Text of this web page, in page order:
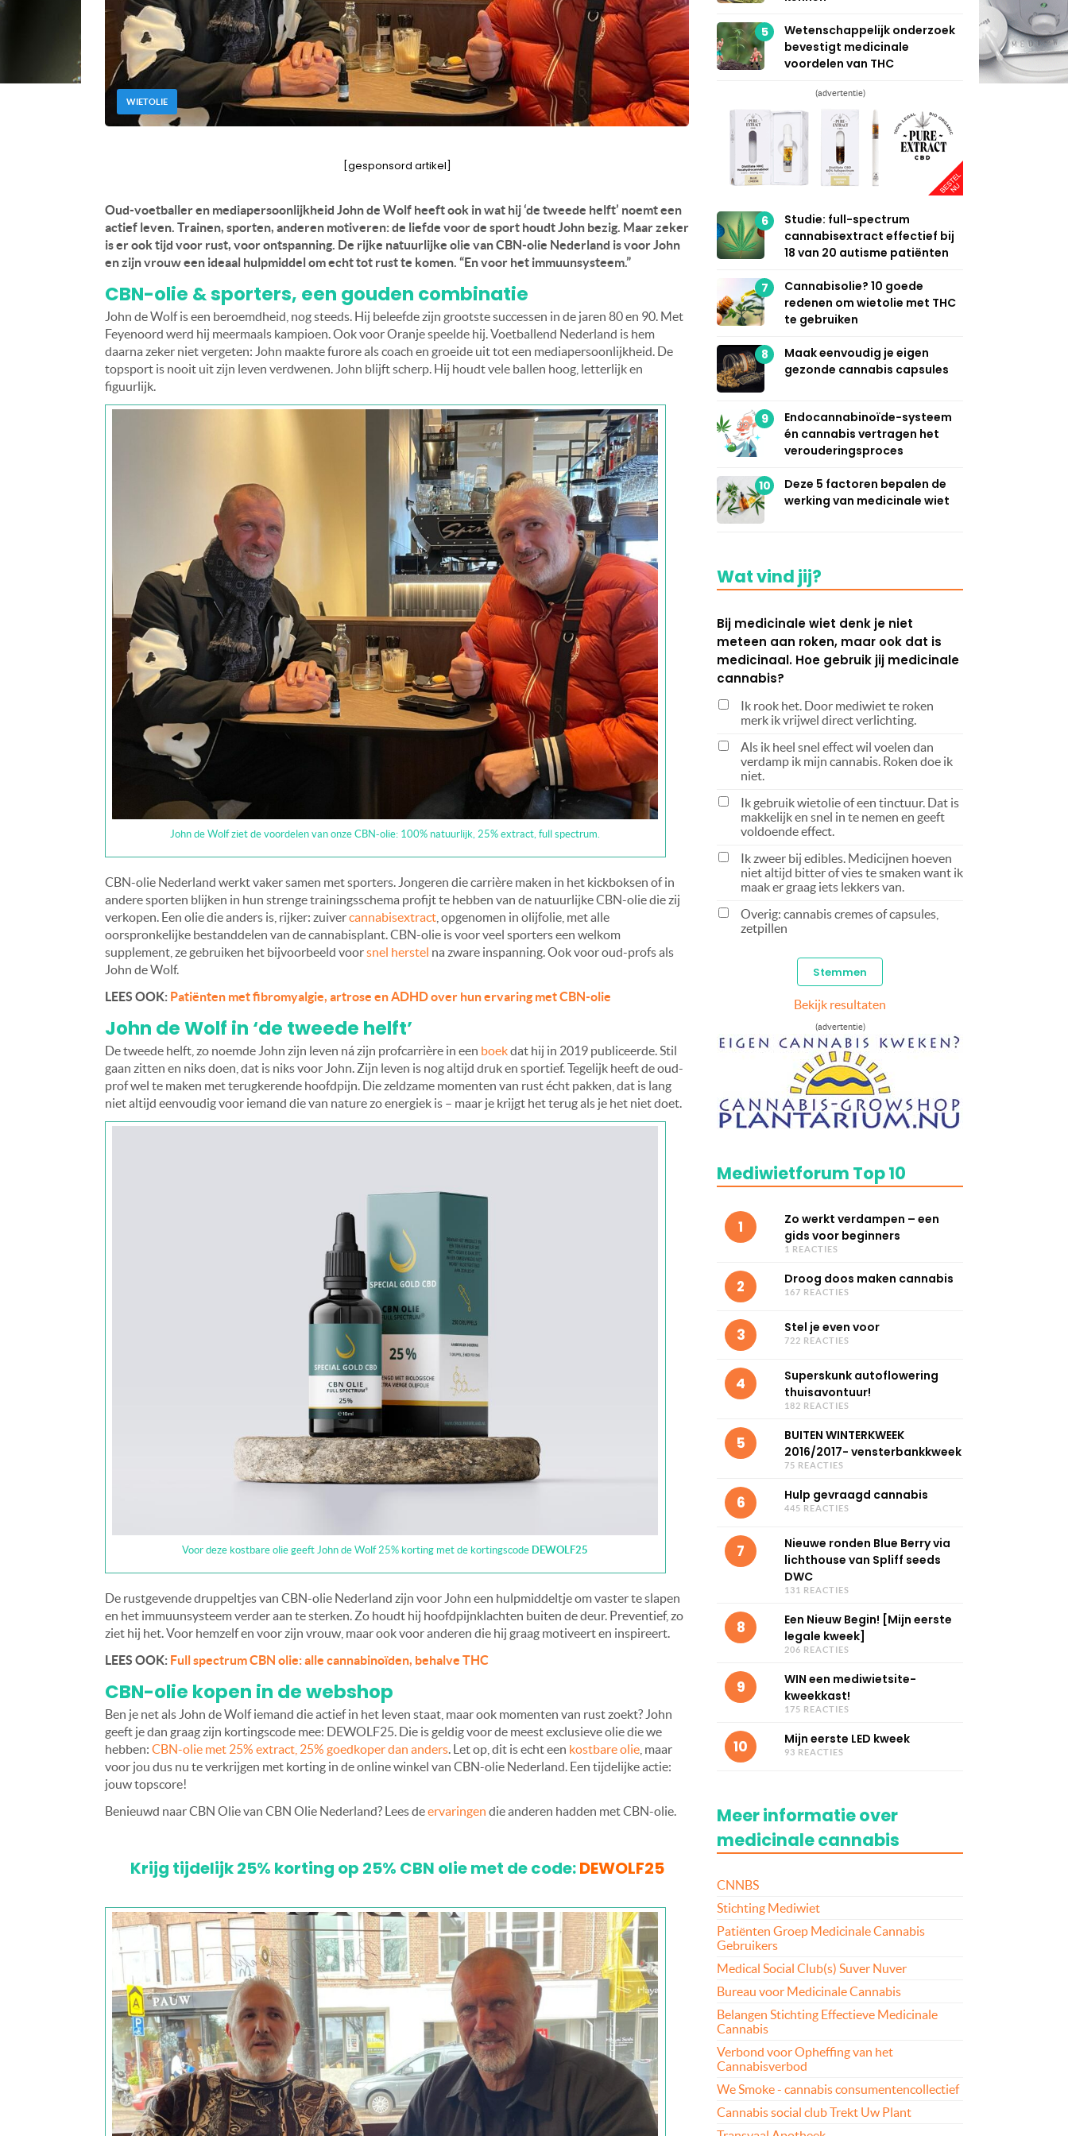
WIETOLIE
[gesponsord artikel]
Oud-voetballer en mediapersoonlijkheid John de Wolf heeft ook in wat hij ‘de tweede helft’ noemt een
actief leven. Trainen, sporten, anderen motiveren: de liefde voor de sport houdt John bezig. Maar zeker
is er ook tijd voor rust, voor ontspanning. De rijke natuurlijke olie van CBN-olie Nederland is voor John
en zijn vrouw een ideaal hulpmiddel om echt tot rust te komen. “En voor het immuunsysteem.”
CBN-olie & sporters, een gouden combinatie
John de Wolf is een beroemdheid, nog steeds. Hij beleefde zijn grootste successen in de jaren 80 en 90. Met
Feyenoord werd hij meermaals kampioen. Ook voor Oranje speelde hij. Voetballend Nederland is hem
daarna zeker niet vergeten: John maakte furore als coach en groeide uit tot een mediapersoonlijkheid. De
topsport is nooit uit zijn leven verdwenen. John blijft scherp. Hij houdt vele ballen hoog, letterlijk en
figuurlijk.
John de Wolf ziet de voordelen van onze CBN-olie: 100% natuurlijk, 25% extract, full spectrum.
CBN-olie Nederland werkt vaker samen met sporters. Jongeren die carrière maken in het kickboksen of in
andere sporten blijken in hun strenge trainingsschema profijt te hebben van de natuurlijke CBN-olie die zij
verkopen. Een olie die anders is, rijker: zuivercannabisextract , opgenomen in olijfolie, met alle
oorspronkelijke bestanddelen van de cannabisplant. CBN-olie is voor veel sporters een welkom
supplement, ze gebruiken het bijvoorbeeld voorsnel herstel na zware inspanning. Ook voor oud-profs als
John de Wolf.
LEES OOK: Patiënten met fibromyalgie, artrose en ADHD over hun ervaring met CBN-olie
John de Wolf in ‘de tweede helft’
De tweede helft, zo noemde John zijn leven ná zijn profcarrière in een boekdat hij in 2019 publiceerde. Stil
gaan zitten en niks doen, dat is niks voor John. Zijn leven is nog altijd druk en sportief. Tegelijk heeft de oud-
prof wel te maken met terugkerende hoofdpijn. Die zeldzame momenten van rust écht pakken, dat is lang
niet altijd eenvoudig voor iemand die van nature zo energiek is – maar je krijgt het terug als je het niet doet.
Voor deze kostbare olie geeft John de Wolf 25% korting met de kortingscode DEWOLF25
De rustgevende druppeltjes van CBN-olie Nederland zijn voor John een hulpmiddeltje om vaster te slapen
en het immuunsysteem verder aan te sterken. Zo houdt hij hoofdpijnklachten buiten de deur. Preventief, zo
ziet hij het. Voor hemzelf en voor zijn vrouw, maar ook voor anderen die hij graag motiveert en inspireert.
LEES OOK: Full spectrum CBN olie: alle cannabinoïden, behalve THC
CBN-olie kopen in de webshop
Ben je net als John de Wolf iemand die actief in het leven staat, maar ook momenten van rust zoekt? John
geeft je dan graag zijn kortingscode mee: DEWOLF25. Die is geldig voor de meest exclusieve olie die we
hebben: CBN-olie met 25% extract, 25% goedkoper dan anders. Let op, dit is echt een kostbare olie , maar
voor jou dus nu te verkrijgen met korting in de online winkel van CBN-olie Nederland. Een tijdelijke actie:
jouw topscore!
Benieuwd naar CBN Olie van CBN Olie Nederland? Lees deervaringen die anderen hadden met CBN-olie.
Krijg tijdelijk 25% korting op 25% CBN olie met de code:DEWOLF25
5
Wetenschappelijk onderzoek
bevestigt medicinale
voordelen van THC
(advertentie)
6
Studie: full-spectrum
cannabisextract effectief bij
18 van 20 autisme patiënten
7
Cannabisolie? 10 goede
redenen om wietolie met THC
te gebruiken
8
Maak eenvoudig je eigen
gezonde cannabis capsules
9
Endocannabinoïde-systeem
én cannabis vertragen het
verouderingsproces
10
Deze 5 factoren bepalen de
werking van medicinale wiet
Wat vind jij?
Bij medicinale wiet denk je niet
meteen aan roken, maar ook dat is
medicinaal. Hoe gebruik jij medicinale
cannabis?
Ik rook het. Door mediwiet te roken
merk ik vrijwel direct verlichting.
Als ik heel snel effect wil voelen dan
verdamp ik mijn cannabis. Roken doe ik
niet.
Ik gebruik wietolie of een tinctuur. Dat is
makkelijk en snel in te nemen en geeft
voldoende effect.
Ik zweer bij edibles. Medicijnen hoeven
niet altijd bitter of vies te smaken want ik
maak er graag iets lekkers van.
Overig: cannabis cremes of capsules,
zetpillen
Bekijk resultaten
(advertentie)
Mediwietforum Top 10
1
Zo werkt verdampen – een
gids voor beginners
1 REACTIES
2 Droog doos maken cannabis
167 REACTIES
3 Stel je even voor
722 REACTIES
4
Superskunk autoflowering
thuisavontuur!
182 REACTIES
5
BUITEN WINTERKWEEK
2016/2017- vensterbankkweek
75 REACTIES
6 Hulp gevraagd cannabis
445 REACTIES
7
Nieuwe ronden Blue Berry via
lichthouse van Spliff seeds
DWC
131 REACTIES
8
Een Nieuw Begin! [Mijn eerste
legale kweek]
206 REACTIES
9
WIN een mediwietsite-
kweekkast!
175 REACTIES
10 Mijn eerste LED kweek
93 REACTIES
Meer informatie over
medicinale cannabis
CNNBS
Stichting Mediwiet
Patiënten Groep Medicinale Cannabis
Gebruikers
Medical Social Club(s) Suver Nuver
Bureau voor Medicinale Cannabis
Belangen Stichting Effectieve Medicinale
Cannabis
Verbond voor Opheffing van het
Cannabisverbod
We Smoke - cannabis consumentencollectief
Cannabis social club Trekt Uw Plant